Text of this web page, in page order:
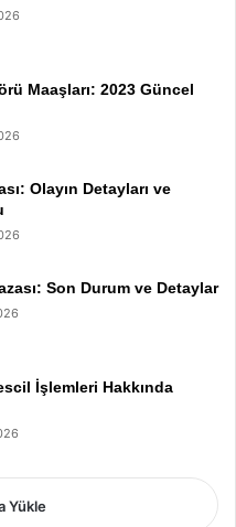
Maaşları: 2023 Güncel
Olayın Detayları ve
Son Durum ve Detaylar
İşlemleri Hakkında
Yükle